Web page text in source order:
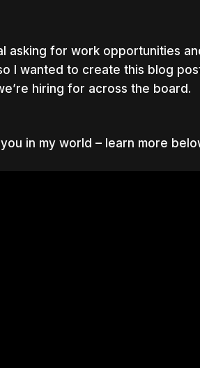
asking for work opportunities
I wanted to create this blog
hiring for across the board.
in my world – learn more